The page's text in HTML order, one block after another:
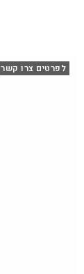
לפרטים צרו קשר